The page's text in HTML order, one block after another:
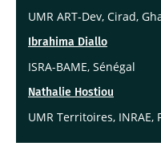
UMR ART-Dev, Cirad,
Ibrahima Diallo
ISRA-BAME, Sénégal
Nathalie Hostiou
UMR Territoires, INRAE,